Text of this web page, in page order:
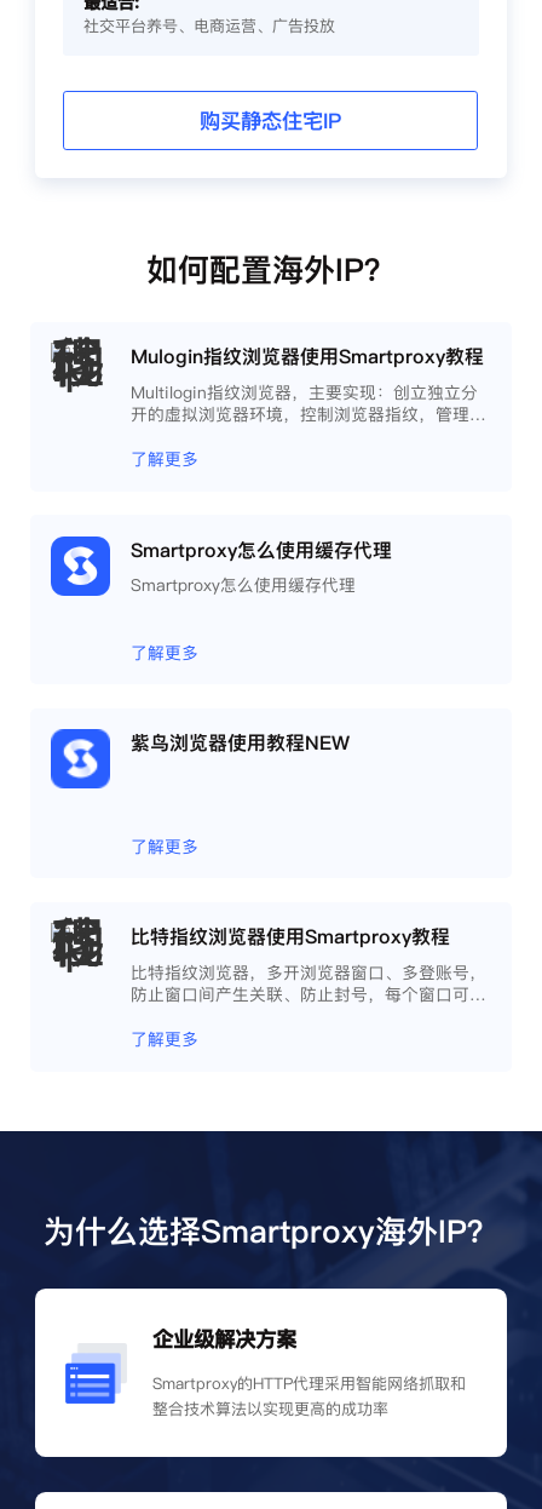
社交平台养号、电商运营、广告投放
购买静态住宅IP
如何配置海外IP？
Mulogin指纹浏览器使用Smartproxy教程
Multilogin指纹浏览器，主要实现：创立独立分
开的虚拟浏览器环境，控制浏览器指纹，管理多
程，开发网络自动化等。
了解更多
Smartproxy怎么使用缓存代理
Smartproxy怎么使用缓存代理
了解更多
紫鸟浏览器使用教程NEW
了解更多
比特指纹浏览器使用Smartproxy教程
比特指纹浏览器，多开浏览器窗口、多登账号，
防止窗口间产生关联、防止封号，每个窗口可以
相互间完全环境独立、隔离，避免关联封号。
了解更多
为什么选择Smartproxy海外IP？
企业级解决方案
Smartproxy的HTTP代理采用智能网络抓取和
整合技术算法以实现更高的成功率